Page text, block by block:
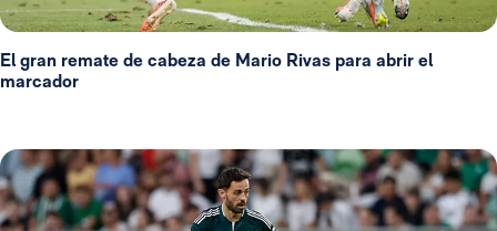
El gran remate de cabeza de Mario Rivas para abrir el
marcador